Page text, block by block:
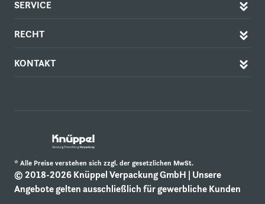
SERVICE
RECHT
KONTAKT
* Alle Preise verstehen sich zzgl. der gesetzlichen MwSt.
© 2018-2026 Knüppel Verpackung GmbH | Unsere
Angebote gelten ausschließlich für gewerbliche Kunden